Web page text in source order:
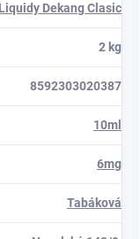
Liquidy Dekang Clasic
2 kg
8592303020387
10ml
6mg
Tabáková